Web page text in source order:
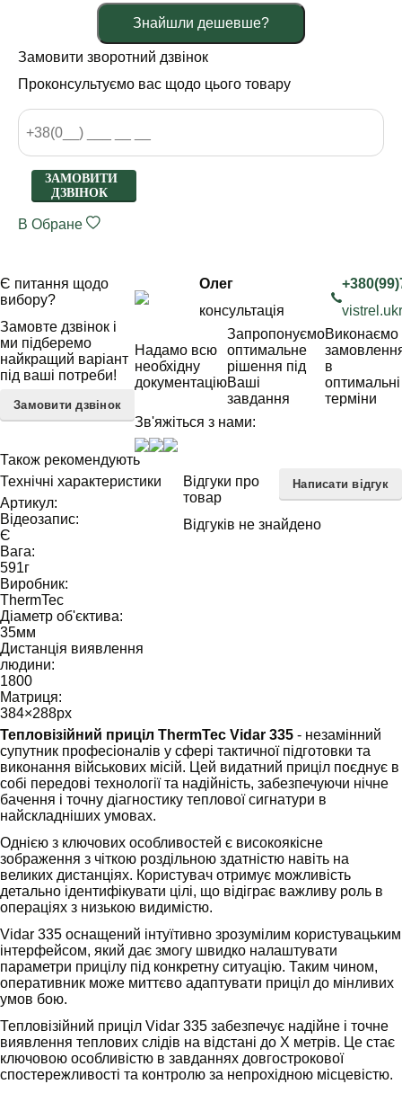
Знайшли дешевше?
Замовити зворотний дзвінок
Проконсультуємо вас щодо цього товару
ЗАМОВИТИ
ДЗВІНОК
В Обране
Є питання щодо
вибору?
Замовте дзвінок і
ми підберемо
найкращий варіант
під ваші потреби!
Замовити дзвінок
Олег
консультація
Надамо всю
необхідну
документацію
Запропонуємо
оптимальне
рішення під
Ваші
завдання
Виконаємо
в
оптимальні
терміни
Зв'яжіться з нами:
Також рекомендують
Технічні характеристики
Артикул:
Відеозапис:
Є
Вага:
591г
Виробник:
ThermTec
Діаметр об'єктива:
35мм
Дистанція виявлення
людини:
1800
Матриця:
384×288px
Відгуки про
товар
Написати відгук
Відгуків не знайдено
Тепловізійний приціл ThermTec Vidar 335- незамінний
супутник професіоналів у сфері тактичної підготовки та
виконання військових місій. Цей видатний приціл поєднує в
собі передові технології та надійність, забезпечуючи нічне
бачення і точну діагностику теплової сигнатури в
найскладніших умовах.
Однією з ключових особливостей є високоякісне
зображення з чіткою роздільною здатністю навіть на
великих дистанціях. Користувач отримує можливість
детально ідентифікувати цілі, що відіграє важливу роль в
операціях з низькою видимістю.
Vidar 335 оснащений інтуїтивно зрозумілим користувацьким
інтерфейсом, який дає змогу швидко налаштувати
параметри прицілу під конкретну ситуацію. Таким чином,
оперативник може миттєво адаптувати приціл до мінливих
умов бою.
Тепловізійний приціл Vidar 335 забезпечує надійне і точне
виявлення теплових слідів на відстані до X метрів. Це стає
ключовою особливістю в завданнях довгострокової
спостережливості та контролю за непрохідною місцевістю.